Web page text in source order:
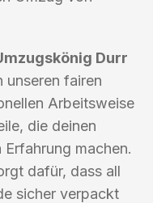
Durr
unseren fairen
Arbeitsweise
die deinen
machen.
dafür, dass all
sicher verpackt